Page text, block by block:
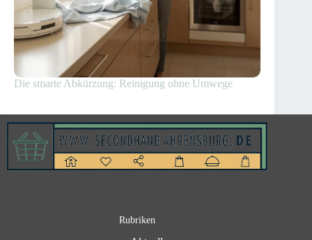
Die smarte Abkürzung: Reinigung ohne Umwege
Rubriken